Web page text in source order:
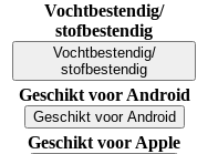
Vochtbestendig/
stofbestendig
Vochtbestendig/
stofbestendig
Geschikt voor Android
Geschikt voor Android
Geschikt voor Apple